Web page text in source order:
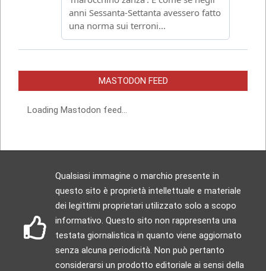
MASTODON FEED
Loading Mastodon feed...
Qualsiasi immagine o marchio presente in
questo sito è proprietà intellettuale e materiale
dei legittimi proprietari utilizzato solo a scopo
informativo. Questo sito non rappresenta una
testata giornalistica in quanto viene aggiornato
senza alcuna periodicità. Non può pertanto
considerarsi un prodotto editoriale ai sensi della